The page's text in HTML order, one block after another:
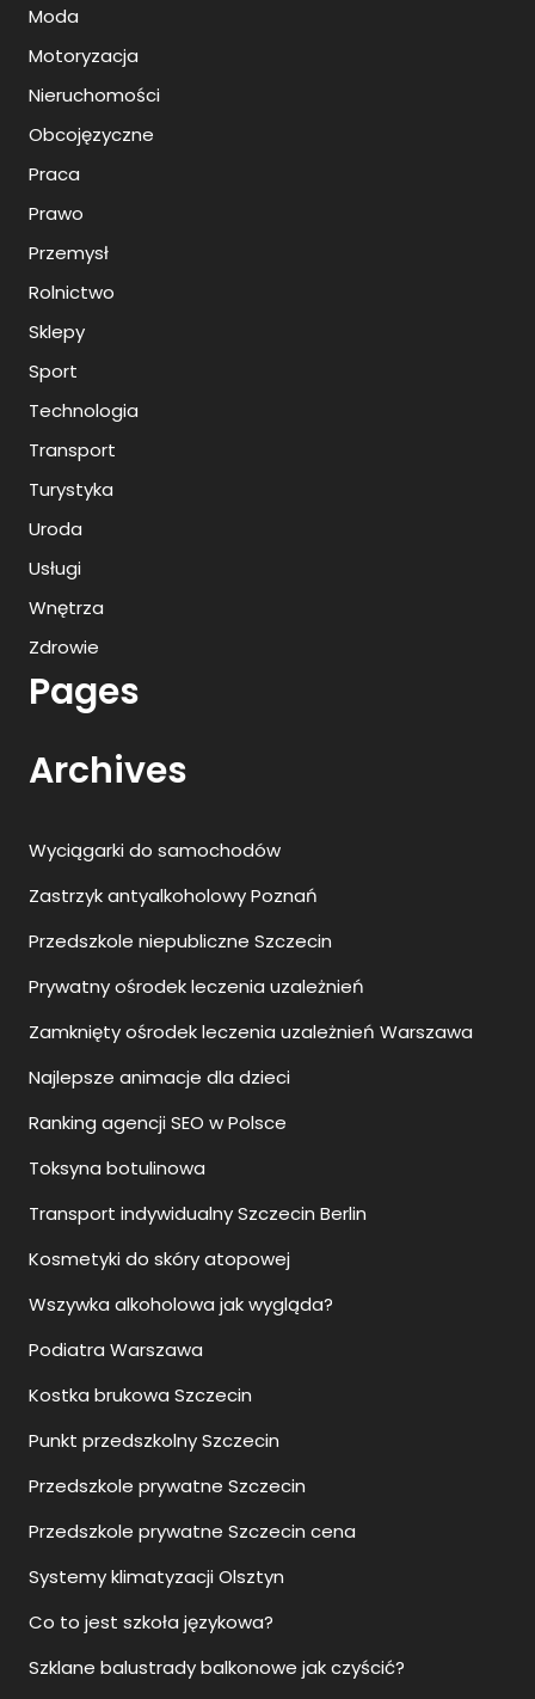
Moda
Motoryzacja
Nieruchomości
Obcojęzyczne
Praca
Prawo
Przemysł
Rolnictwo
Sklepy
Sport
Technologia
Transport
Turystyka
Uroda
Usługi
Wnętrza
Zdrowie
Pages
Archives
Wyciągarki do samochodów
Zastrzyk antyalkoholowy Poznań
Przedszkole niepubliczne Szczecin
Prywatny ośrodek leczenia uzależnień
Zamknięty ośrodek leczenia uzależnień Warszawa
Najlepsze animacje dla dzieci
Ranking agencji SEO w Polsce
Toksyna botulinowa
Transport indywidualny Szczecin Berlin
Kosmetyki do skóry atopowej
Wszywka alkoholowa jak wygląda?
Podiatra Warszawa
Kostka brukowa Szczecin
Punkt przedszkolny Szczecin
Przedszkole prywatne Szczecin
Przedszkole prywatne Szczecin cena
Systemy klimatyzacji Olsztyn
Co to jest szkoła językowa?
Szklane balustrady balkonowe jak czyścić?